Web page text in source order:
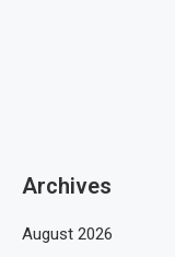
Archives
August 2026